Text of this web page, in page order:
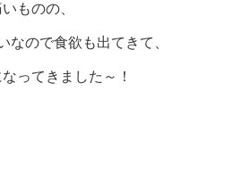
ものの、
なので食欲も出てきて、
ってきました～！